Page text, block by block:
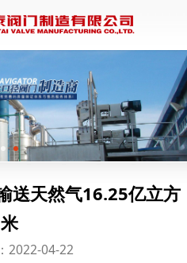
送天然气16.25亿立方
米
2022-04-22